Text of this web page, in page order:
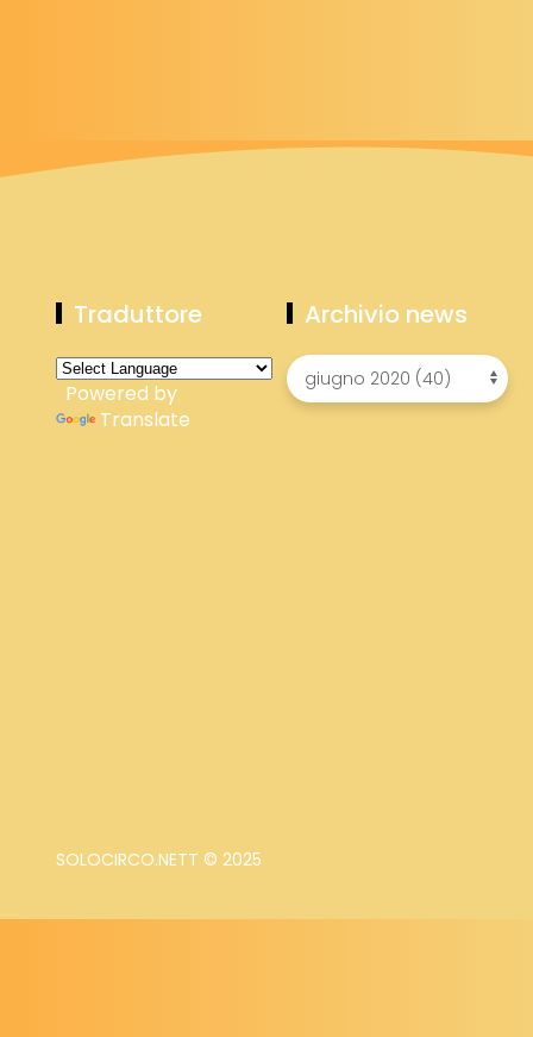
Traduttore
Powered by
Translate
Archivio news
SOLOCIRCO.NETT © 2025